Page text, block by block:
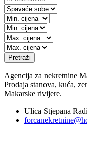
Pretraži
Agencija za nekretnine
Prodaja stanova, kuća,
Makarske rivijere.
Ulica Stjepana